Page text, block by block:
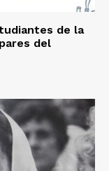
de la
del